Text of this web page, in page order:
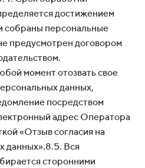
достижением
собраны персональные
предусмотрен договором
момент отозвать свое
данных,
посредством
адрес Оператора
«Отзыв согласия на
данных».8.5. Вся
сторонними